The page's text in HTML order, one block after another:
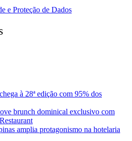
e Proteção de Dados
à 28ª edição com 95% dos
brunch dominical exclusivo com
amplia protagonismo na hotelaria